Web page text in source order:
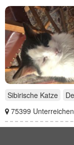
Sibirische Katze
75399